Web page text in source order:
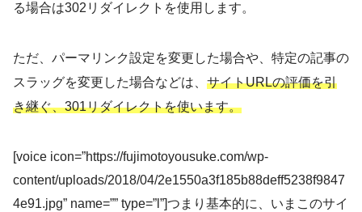
る場合は302リダイレクトを使用します。
ただ、パーマリンク設定を変更した場合や、特定の記事の
スラッグを変更した場合などは、 サイトURLの評価を引
き継ぐ、301リダイレクトを使います。
[voice icon=”https://fujimotoyousuke.com/wp-
content/uploads/2018/04/2e1550a3f185b88deff5238f9847
4e91.jpg” name=”” type=”l”]つまり基本的に、いまこのサイ